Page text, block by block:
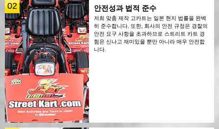
02 안전성과 법적 준수
저희 맞춤 제작 고카트는 일본 현지 법률을 완벽
히 준수합니다. 또한, 회사의 안전 규정은 경찰의
안전 요구 사항을 초과하므로 스트리트 카트 경
험은 신나고 재미있을 뿐만 아니라 매우 안전합
니다.